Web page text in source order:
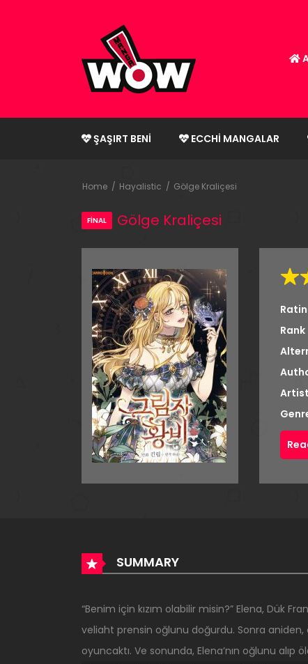
ŞAŞIRT BENI ECCHI MANGALAR
Home Hayalistic Gölge Kraliçesi
FİNAL Gölge Kraliçesi
Rank
SUMMARY
“Benim için kızım olabilir misin?” Elena, Dük
veliaht prensin oğlunu doğurdu. Sonra
oyuncaktı. Ve sonunda, Elena’nın oğlunu